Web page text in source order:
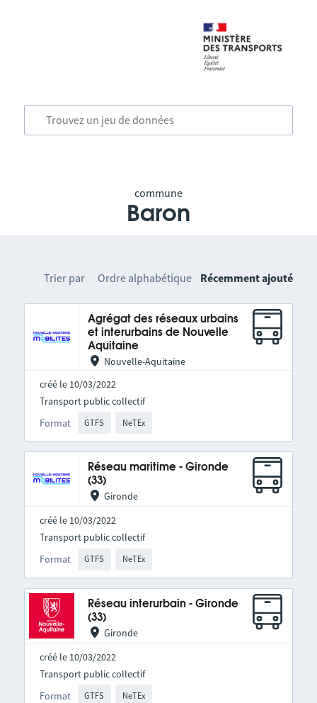
commune
Baron
Trier par Ordre alphabétique Récemment ajouté
Agrégat des réseaux urbains
et interurbains de Nouvelle
Aquitaine
Nouvelle-Aquitaine
créé le 10/03/2022
Format GTFS NeTEx
Transport public collectif
Réseau maritime - Gironde
(33)
Gironde
créé le 10/03/2022
Format GTFS NeTEx
Transport public collectif
Réseau interurbain - Gironde
(33)
Gironde
créé le 10/03/2022
Format GTFS NeTEx
Transport public collectif